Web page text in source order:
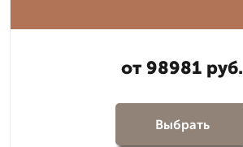
от 98981 руб.
Выбрать